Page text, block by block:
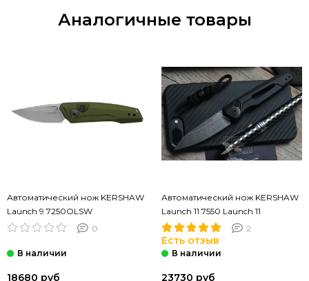
Аналогичные товары
Автоматический нож KERSHAW
Launch 9 7250OLSW
0
18680 руб
Автоматический нож KERSHAW
Launch 11 7550 Launch 11
2
Есть отзыв
23730 руб